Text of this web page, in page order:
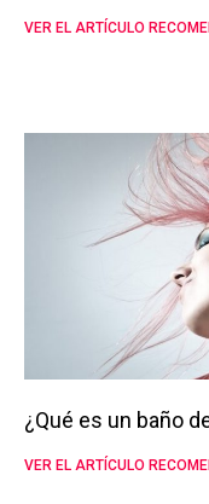
VER EL ARTÍCULO
¿Qué es un baño
VER EL ARTÍCULO